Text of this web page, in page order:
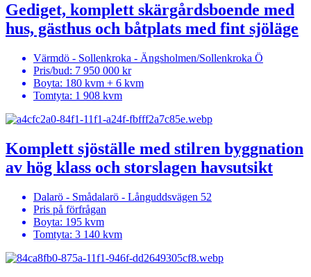
Gediget, komplett skärgårdsboende med
hus, gästhus och båtplats med fint sjöläge
Värmdö - Sollenkroka - Ängsholmen/Sollenkroka Ö
Pris/bud: 7 950 000 kr
Boyta: 180 kvm + 6 kvm
Tomtyta: 1 908 kvm
Komplett sjöställe med stilren byggnation
av hög klass och storslagen havsutsikt
Dalarö - Smådalarö - Långuddsvägen 52
Pris på förfrågan
Boyta: 195 kvm
Tomtyta: 3 140 kvm